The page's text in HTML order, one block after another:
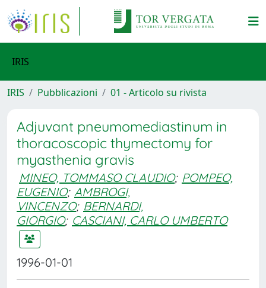
IRIS
IRIS Pubblicazioni 01 - Articolo su rivista
Adjuvant pneumomediastinum in
thoracoscopic thymectomy for
myasthenia gravis
MINEO, TOMMASO CLAUDIO; POMPEO,
EUGENIO; AMBROGI,
VINCENZO; BERNARDI,
GIORGIO; CASCIANI, CARLO UMBERTO
1996-01-01